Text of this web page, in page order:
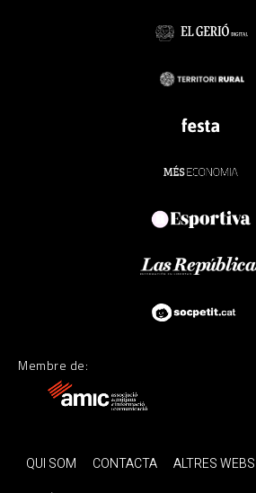
Membre de:
QUI SOM CONTACTA ALTRES WEBS